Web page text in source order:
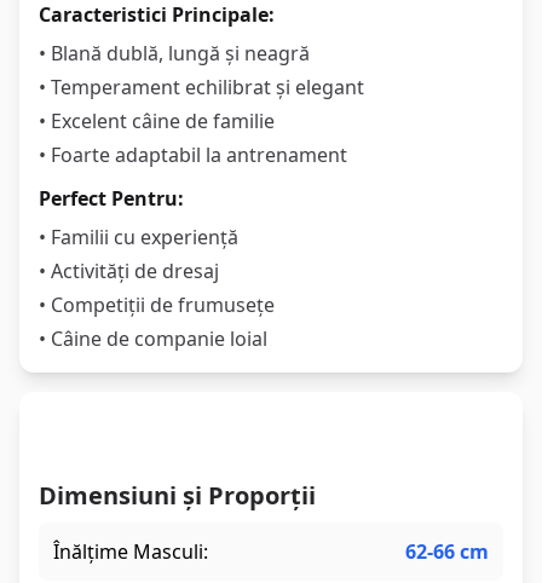
Caracteristici Principale:
• Blană dublă, lungă și neagră
• Temperament echilibrat și elegant
• Excelent câine de familie
• Foarte adaptabil la antrenament
Perfect Pentru:
• Familii cu experiență
• Activități de dresaj
• Competiții de frumusețe
• Câine de companie loial
Dimensiuni și Proporții
Înălțime Masculi: 62-66 cm